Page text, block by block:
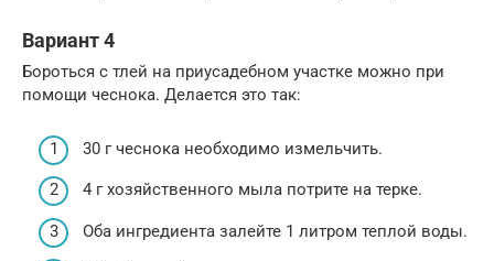
Вариант 4
Бороться с тлей на приусадебном участке можно при
помощи чеснока. Делается это так:
30 г чеснока необходимо измельчить.
4 г хозяйственного мыла потрите на терке.
Оба ингредиента залейте 1 литром теплой воды.